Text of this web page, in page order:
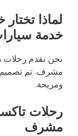
لماذا
خدمة
نحن نقدم رحلات
مشرف. تم
ومريحة.
رحلات
مشرف